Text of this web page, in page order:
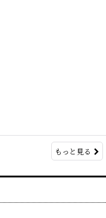
もっと見る